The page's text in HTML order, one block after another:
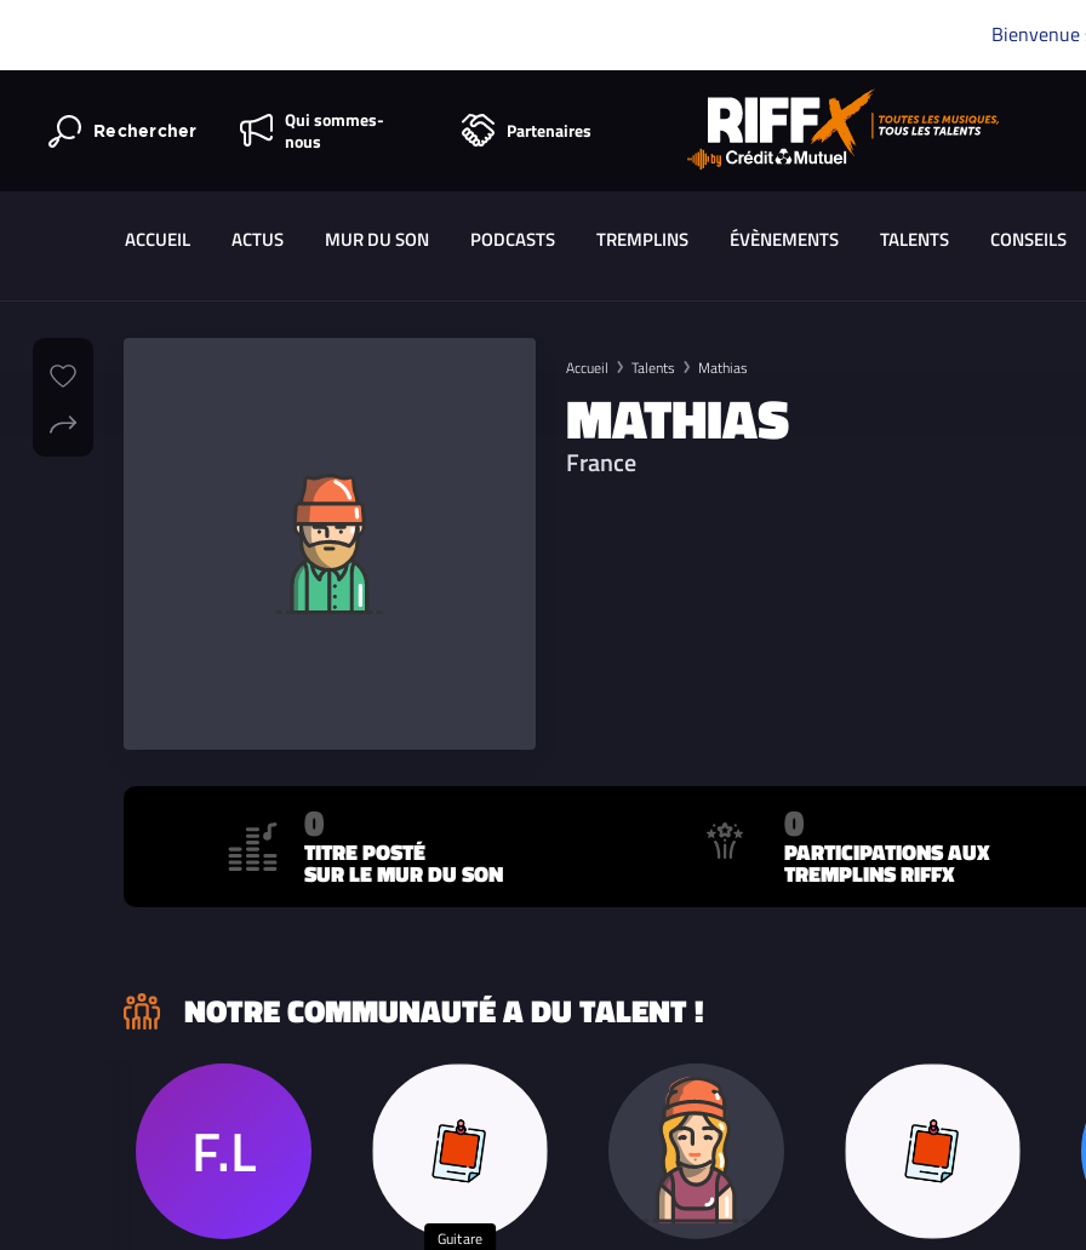
Bienvenue
Rechercher
Qui sommes-
nous
Partenaires
ACCUEIL ACTUS MUR DU SON PODCASTS TREMPLINS ÉVÈNEMENTS TALENTS CONSEILS
Accueil Talents Mathias
MATHIAS
France
0
TITRE POSTÉ
SUR LE MUR DU SON
0
PARTICIPATIONS AUX
TREMPLINS RIFFX
NOTRE COMMUNAUTÉ A DU TALENT !
Guitare